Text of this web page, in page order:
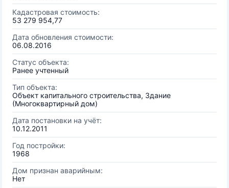
Кадастровая стоимость:
53 279 954,77
Дата обновления стоимости:
06.08.2016
Статус объекта:
Ранее учтенный
Тип объекта:
Объект капитального строительства, Здание
(Многоквартирный дом)
Дата постановки на учёт:
10.12.2011
Год постройки:
1968
Дом признан аварийным:
Нет